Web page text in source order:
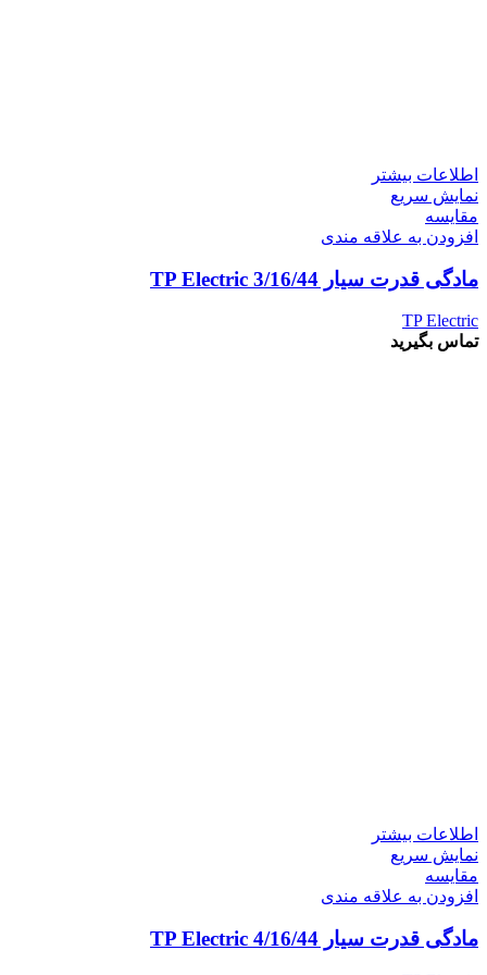
اطلاعات بیشتر
نمایش سریع
مقايسه
افزودن به علاقه مندی
مادگی قدرت سیار 3/16/44 TP Electric
TP Electric
تماس بگیرید
اطلاعات بیشتر
نمایش سریع
مقايسه
افزودن به علاقه مندی
مادگی قدرت سیار 4/16/44 TP Electric